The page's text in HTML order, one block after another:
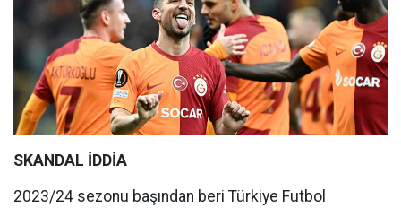
SKANDAL İDDİA
2023/24 sezonu başından beri Türkiye Futbol